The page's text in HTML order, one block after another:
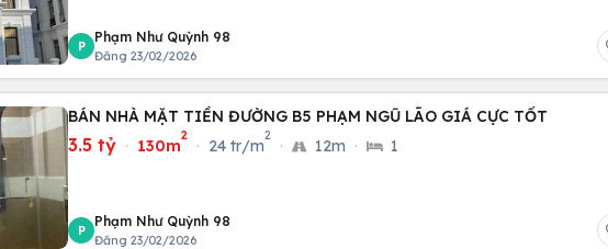
P
Phạm Như Quỳnh 98
Đăng 23/02/2026
BÁN NHÀ MẶT TIỀN ĐƯỜNG B5 PHẠM NGŨ LÃO GIÁ CỰC TỐT
3.5 tỷ · 130m
2
· 24 tr/m
2
· 12m · 1
P
Phạm Như Quỳnh 98
Đăng 23/02/2026